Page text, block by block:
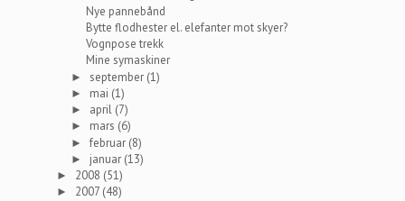
Nye pannebånd
Bytte flodhester el. elefanter mot skyer?
Vognpose trekk
Mine symaskiner
► september (1)
► mai (1)
► april (7)
► mars (6)
►februar (8)
► januar (13)
► 2008 (51)
► 2007 (48)